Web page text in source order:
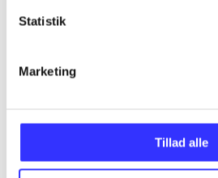
Statistik
Marketing
Tillad alle